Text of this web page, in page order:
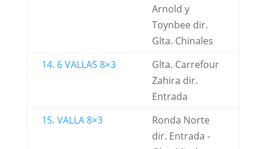
Arnold y
Toynbee dir.
Glta. Chinales
14. 6 VALLAS 8×3
Glta. Carrefour
Zahira dir.
Entrada
15. VALLA 8×3
Ronda Norte
dir. Entrada -